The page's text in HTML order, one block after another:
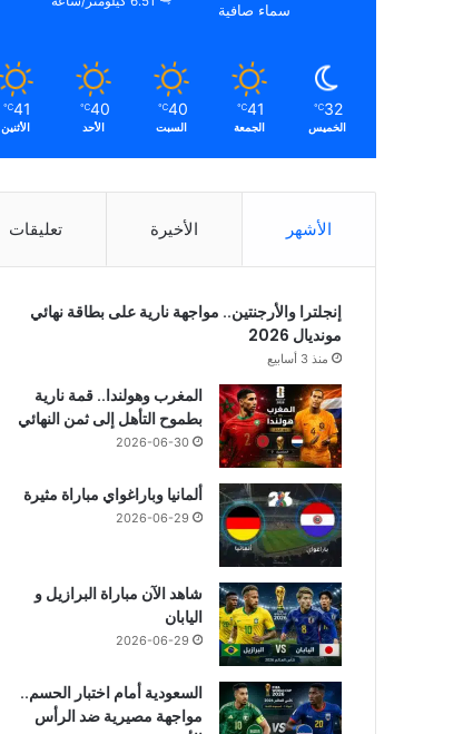
سماء صافية
32
℃
الخميس
41
℃
الجمعة
40
℃
السبت
40
℃
الأحد
41
℃
الأثنين
الأشهر الأخيرة تعليقات
إنجلترا والأرجنتين.. مواجهة نارية على بطاقة نهائي
مونديال 2026
منذ 3 أسابيع
المغرب وهولندا.. قمة نارية
بطموح التأهل إلى ثمن النهائي
2026-06-30
ألمانيا وباراغواي مباراة مثيرة
2026-06-29
شاهد الآن مباراة البرازيل و
اليابان
2026-06-29
السعودية أمام اختبار الحسم..
مواجهة مصيرية ضد الرأس